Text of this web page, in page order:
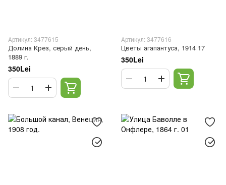
Артикул: 3477615
Долина Крез, серый день,
1889 г.
350Lei
Артикул: 3477616
Цветы агапантуса, 1914 17
350Lei